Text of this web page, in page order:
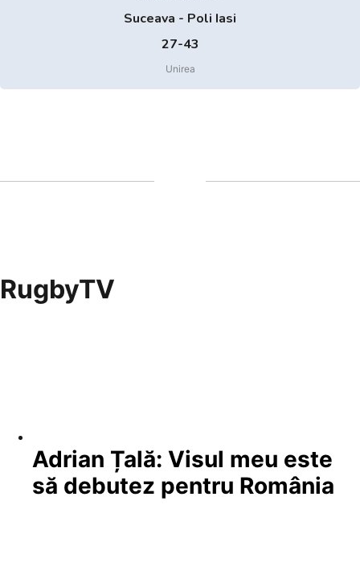
Suceava - Poli Iasi
27-43
Unirea
RugbyTV
Adrian Țală: Visul meu este
să debutez pentru România